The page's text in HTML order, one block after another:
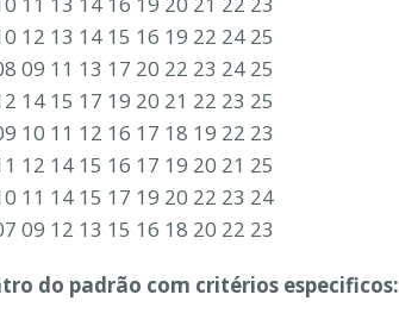
12 13 14 15 16 19 22 24 25
09 11 13 17 20 22 23 24 25
14 15 17 19 20 21 22 23 25
10 11 12 16 17 18 19 22 23
12 14 15 16 17 19 20 21 25
11 14 15 17 19 20 22 23 24
09 12 13 15 16 18 20 22 23
do padrão com critérios especificos: